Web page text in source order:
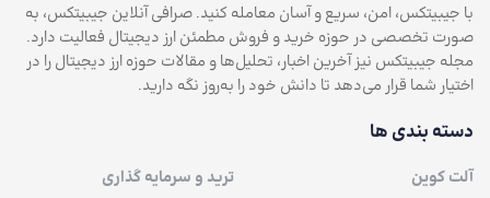
با جیبیتکس، امن، سریع و آسان معامله کنید. صرافی آنلاین جیبیتکس، به
صورت تخصصی در حوزه خرید و فروش مطمئن ارز دیجیتال فعالیت دارد.
مجله جیبیتکس نیز آخرین اخبار، تحلیل‌ها و مقالات حوزه ارز دیجیتال را در
اختیار شما قرار می‌دهد تا دانش خود را به‌روز نگه دارید.
دسته بندی ها
آلت کوین
ترید و سرمایه گذاری